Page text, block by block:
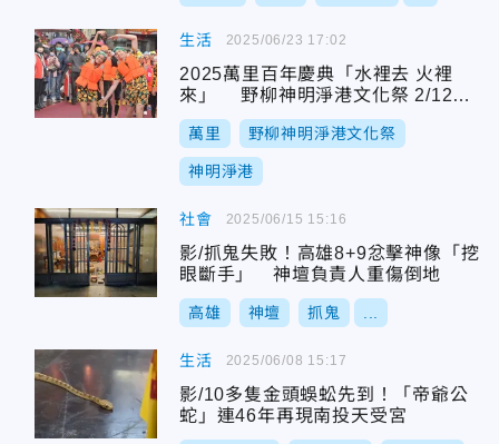
生活
2025萬里百年慶典「水裡去 火裡
來」 野柳神明淨港文化祭 2/12登
場
萬里 野柳神明淨港文化祭
神明淨港
2025/06/23 17:02
社會
影/抓鬼失敗！高雄8+9忿擊神像「挖
眼斷手」 神壇負責人重傷倒地
高雄 神壇 抓鬼
2025/06/15 15:16
生活
影/10多隻金頭蜈蚣先到！「帝爺公
蛇」連46年再現南投天受宮
2025/06/08 15:17